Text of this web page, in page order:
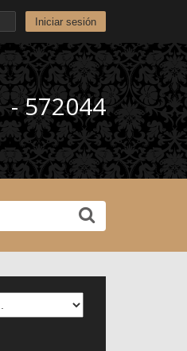
Iniciar sesión
- 572044